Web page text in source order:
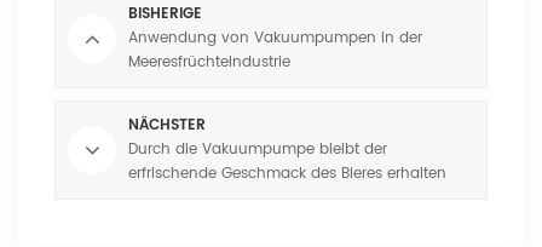
BISHERIGE
Anwendung von Vakuumpumpen in der
Meeresfrüchteindustrie
NÄCHSTER
Durch die Vakuumpumpe bleibt der
erfrischende Geschmack des Bieres erhalten